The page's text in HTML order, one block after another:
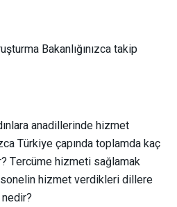
Bakanlığınızca takip
anadillerinde hizmet
Türkiye çapında toplamda kaç
Tercüme hizmeti sağlamak
hizmet verdikleri dillere
nedir?